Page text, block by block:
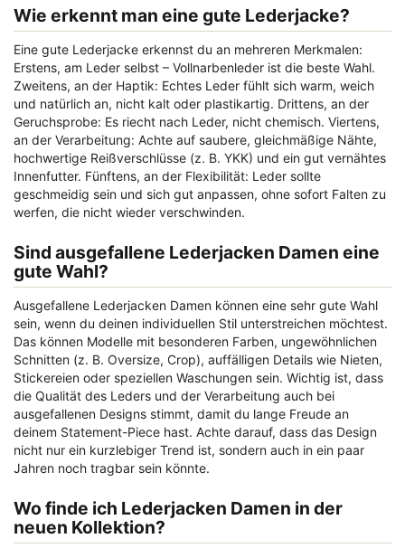
Wie erkennt man eine gute Lederjacke?
Eine gute Lederjacke erkennst du an mehreren Merkmalen:
Erstens, am Leder selbst – Vollnarbenleder ist die beste Wahl.
Zweitens, an der Haptik: Echtes Leder fühlt sich warm, weich
und natürlich an, nicht kalt oder plastikartig. Drittens, an der
Geruchsprobe: Es riecht nach Leder, nicht chemisch. Viertens,
an der Verarbeitung: Achte auf saubere, gleichmäßige Nähte,
hochwertige Reißverschlüsse (z. B. YKK) und ein gut vernähtes
Innenfutter. Fünftens, an der Flexibilität: Leder sollte
geschmeidig sein und sich gut anpassen, ohne sofort Falten zu
werfen, die nicht wieder verschwinden.
Sind ausgefallene Lederjacken Damen eine
gute Wahl?
Ausgefallene Lederjacken Damen können eine sehr gute Wahl
sein, wenn du deinen individuellen Stil unterstreichen möchtest.
Das können Modelle mit besonderen Farben, ungewöhnlichen
Schnitten (z. B. Oversize, Crop), auffälligen Details wie Nieten,
Stickereien oder speziellen Waschungen sein. Wichtig ist, dass
die Qualität des Leders und der Verarbeitung auch bei
ausgefallenen Designs stimmt, damit du lange Freude an
deinem Statement-Piece hast. Achte darauf, dass das Design
nicht nur ein kurzlebiger Trend ist, sondern auch in ein paar
Jahren noch tragbar sein könnte.
Wo finde ich Lederjacken Damen in der
neuen Kollektion?